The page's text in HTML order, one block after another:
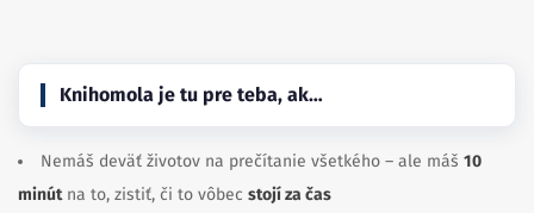
Knihomola je tu pre teba, ak…
Nemáš deväť životov na prečítanie všetkého – ale máš 10
minútna to, zistiť, či to vôbec stojí za čas